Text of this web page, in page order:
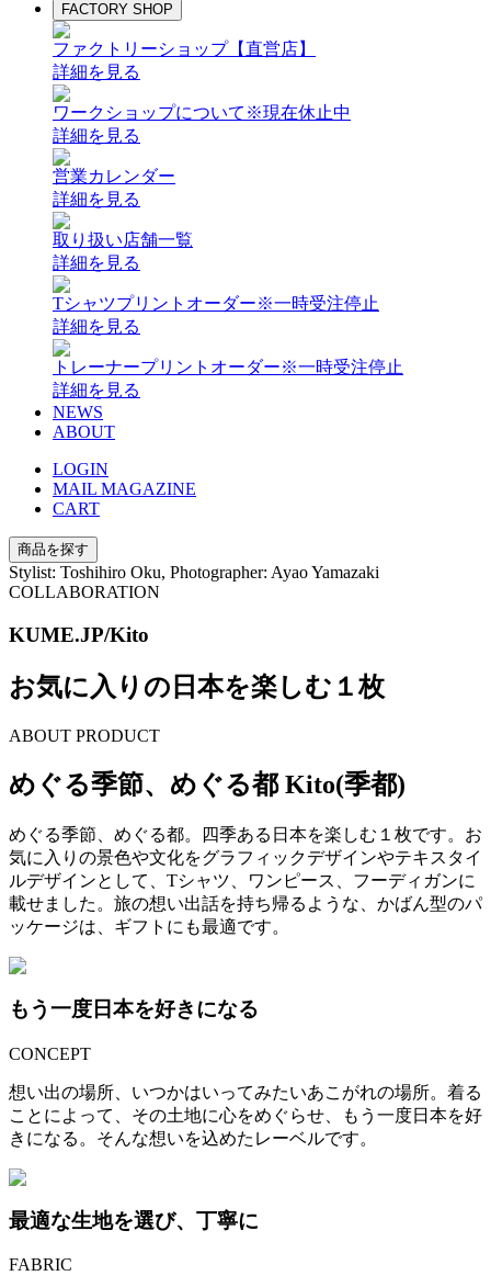
FACTORY SHOP
ファクトリーショップ【直営店】
詳細を見る
ワークショップについて ※現在休止中
詳細を見る
営業カレンダー
詳細を見る
取り扱い店舗一覧
詳細を見る
Tシャツプリントオーダー※一時受注停止
詳細を見る
トレーナープリントオーダー※一時受注停止
詳細を見る
NEWS
ABOUT
LOGIN
MAIL MAGAZINE
CART
商品を探す
Stylist: Toshihiro Oku, Photographer: Ayao Yamazaki
COLLABORATION
KUME.JP/Kito
お気に入りの日本を楽しむ１枚
ABOUT PRODUCT
めぐる季節、めぐる都 Kito(季都)
めぐる季節、めぐる都。四季ある日本を楽しむ１枚です。 お
気に入りの景色や文化をグラフィックデザインやテキスタイ
ルデザインとして、 Tシャツ、ワンピース、フーディガンに
載せました。 旅の想い出話を持ち帰るような、かばん型のパ
ッケージは、ギフトにも最適です。
もう一度日本を好きになる
CONCEPT
想い出の場所、いつかはいってみたいあこがれの場所。着る
ことによって、その土地に心をめぐらせ、もう一度日本を好
きになる。そんな想いを込めたレーベルです。
最適な生地を選び、丁寧に
FABRIC